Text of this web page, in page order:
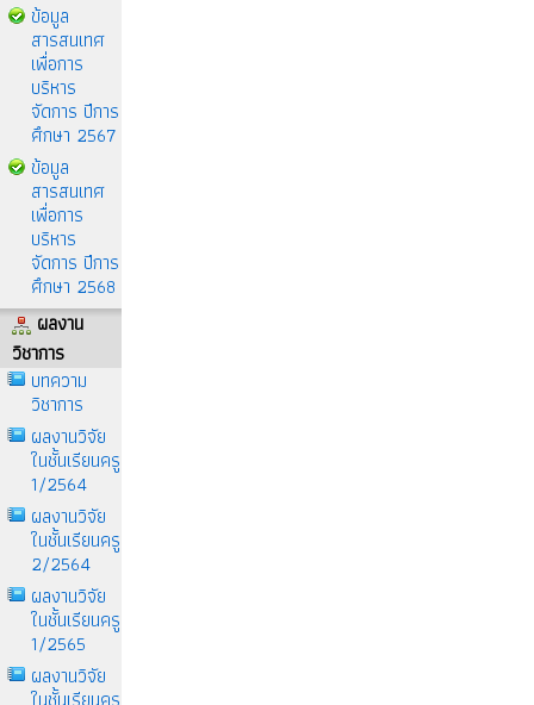
ข้อมูล
สารสนเทศ
เพื่อการ
บริหาร
จัดการ ปีการ
ศึกษา 2567
ข้อมูล
สารสนเทศ
เพื่อการ
บริหาร
จัดการ ปีการ
ศึกษา 2568
ผลงาน
วิชาการ
บทความ
วิชาการ
ผลงานวิจัย
ในชั้นเรียนครู
1/2564
ผลงานวิจัย
ในชั้นเรียนครู
2/2564
ผลงานวิจัย
ในชั้นเรียนครู
1/2565
ผลงานวิจัย